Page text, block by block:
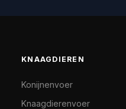
KNAAGDIEREN
Konijnenvoer
Knaagdierenvoer